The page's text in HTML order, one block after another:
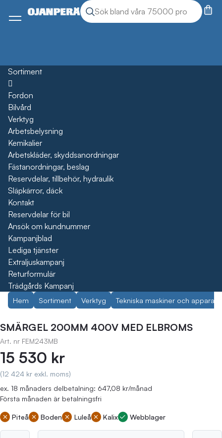
Sök produkter
Sök
Meny
Sortiment
Öppna
Fordon
Bilvård
Verktyg
Arbetsbelysning
Kemikalier
Arbetskläder, skyddsanordningar
Fästanordningar, beslag
Reservdelar, tillbehör, hydraulik
Släpkärror, däck
Kontakt
Reservdelar för bil
Ansök om kundnummer
Kampanjblad
Lediga tjänster
Extraljuskampanj
Returformulär
Trädgårds Kampanj
Hem Sortiment Verktyg Tekniska maskiner och
SMÄRGEL 200MM 400V MED ELBROMS
Art. nr FEM243MB
15 530 kr
(12 424 kr exkl. moms)
ex. 18 månaders delbetalning: 647,08 kr/månad
Första månaden är betalningsfri
Piteå Boden Luleå Kalix Webblager